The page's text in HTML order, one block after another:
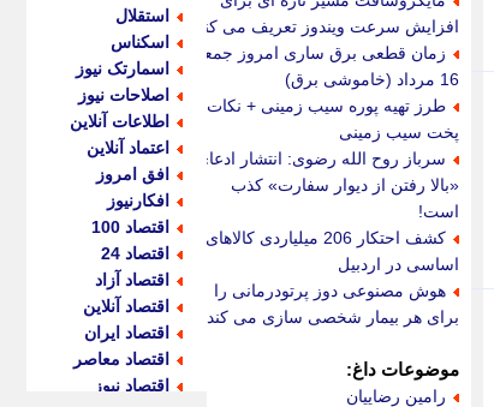
افزایش سرعت ویندوز تعریف می کند
زمان قطعی برق ساری امروز جمعه
16 مرداد (خاموشی برق)
طرز تهیه پوره سیب زمینی + نکات
پخت سیب زمینی
سرباز روح الله رضوی: انتشار ادعای
«بالا رفتن از دیوار سفارت» کذب
است!
کشف احتکار 206 میلیاردی کالاهای
اساسی در اردبیل
هوش مصنوعی دوز پرتودرمانی را
برای هر بیمار شخصی سازی می کند
موضوعات داغ:
رامین رضاییان
استقلال
اسکناس
اسمارتک نیوز
اصلاحات نیوز
اطلاعات آنلاین
اعتماد آنلاین
افق امروز
افکارنیوز
اقتصاد 100
اقتصاد 24
اقتصاد آزاد
اقتصاد آنلاین
اقتصاد ایران
اقتصاد معاصر
اقتصاد نیوز